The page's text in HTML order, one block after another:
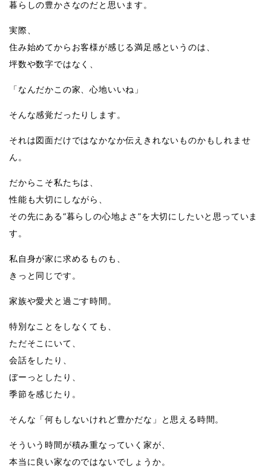
暮らしの豊かさなのだと思います。
実際、
住み始めてからお客様が感じる満足感というのは、
坪数や数字ではなく、
「なんだかこの家、心地いいね」
そんな感覚だったりします。
それは図面だけではなかなか伝えきれないものかもしれませ
ん。
だからこそ私たちは、
性能も大切にしながら、
その先にある“暮らしの心地よさ”を大切にしたいと思っていま
す。
私自身が家に求めるものも、
きっと同じです。
家族や愛犬と過ごす時間。
特別なことをしなくても、
ただそこにいて、
会話をしたり、
ぼーっとしたり、
季節を感じたり。
そんな「何もしないけれど豊かだな」と思える時間。
そういう時間が積み重なっていく家が、
本当に良い家なのではないでしょうか。